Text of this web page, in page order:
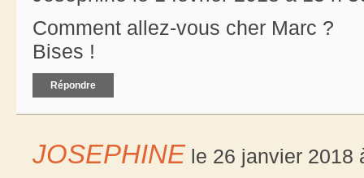
Comment allez-vous cher Marc ?
Bises !
Répondre
JOSEPHINE le 26 janvier 2018